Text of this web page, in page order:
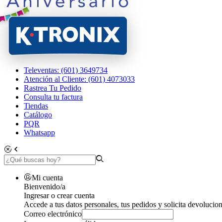
Televentas: (601) 3649734
Atención al Cliente: (601) 4073033
Rastrea Tu Pedido
Consulta tu factura
Tiendas
Catálogo
PQR
Whatsapp
Mi cuenta
Bienvenido/a
Ingresar o crear cuenta
Accede a tus datos personales, tus pedidos y solicita
Correo electrónico